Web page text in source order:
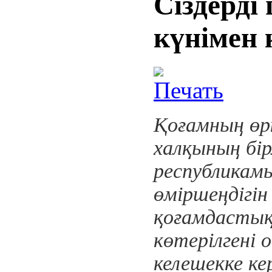
Қоғамның
халқының
келешекке